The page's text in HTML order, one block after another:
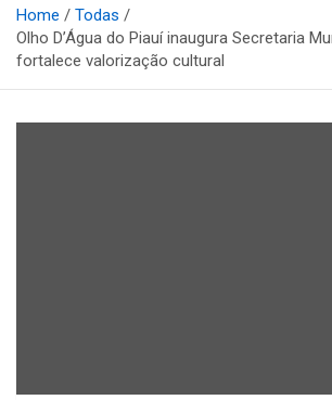
Home
Todas
Olho D’Água do Piauí inaugura Secretaria
fortalece valorização cultural